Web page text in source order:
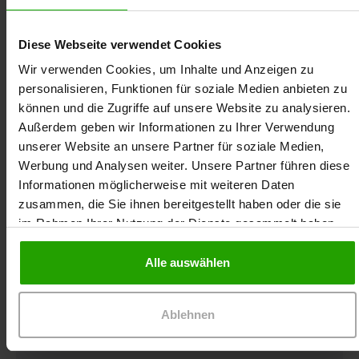
Diese Webseite verwendet Cookies
Wir verwenden Cookies, um Inhalte und Anzeigen zu
personalisieren, Funktionen für soziale Medien anbieten zu
können und die Zugriffe auf unsere Website zu analysieren.
Außerdem geben wir Informationen zu Ihrer Verwendung
unserer Website an unsere Partner für soziale Medien,
Werbung und Analysen weiter. Unsere Partner führen diese
Informationen möglicherweise mit weiteren Daten
zusammen, die Sie ihnen bereitgestellt haben oder die sie
im Rahmen Ihrer Nutzung der Dienste gesammelt haben.
Alle auswählen
Ablehnen
Als Ihr Partner in der Wundversorgung möchten
wir Ihren Arbeitsalltag mit dieser
Präsenzfortbildung zum Diabetischen
Fußsyndrom erleichtern und dazu beitragen, die
Lebensqualität Ihrer Patientinnen und Patienten
Berufsgruppe
Zielsetzung